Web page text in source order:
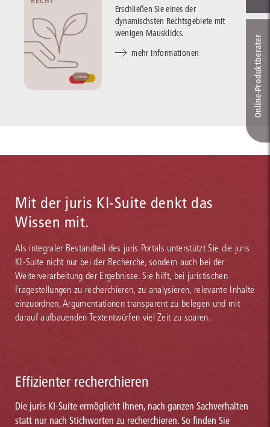
Erschließen Sie eines der
dynamischsten Rechtsgebiete mit
wenigen Mausklicks.
mehr Informationen
Mit der juris KI-Suite denkt das
Wissen mit.
Als integraler Bestandteil des juris Portals unterstützt Sie die juris
KI-Suite nicht nur bei der Recherche, sondern auch bei der
Weiterverarbeitung der Ergebnisse. Sie hilft, bei juristischen
Fragestellungen zu recherchieren, zu analysieren, relevante Inhalte
einzuordnen, Argumentationen transparent zu belegen und mit
darauf aufbauenden Textentwürfen viel Zeit zu sparen.
Effizienter recherchieren
Die juris KI-Suite ermöglicht Ihnen, nach ganzen Sachverhalten
statt nur nach Stichworten zu recherchieren. So finden Sie
Online-Produkt­berater